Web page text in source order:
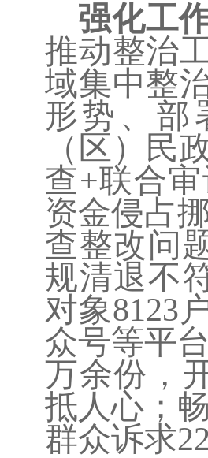
强化工
推动整治
域集中整
形势、部
（区）民
查+联合
资金侵占
查整改问
规清退不
对象8123
众号等平
万余份，
抵人心；
群众诉求